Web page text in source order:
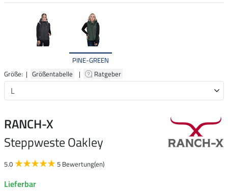
PINE-GREEN
Größe: | Größentabelle | Ratgeber
RANCH-X
Steppweste Oakley
5.0 5 Bewertung(en)
Lieferbar